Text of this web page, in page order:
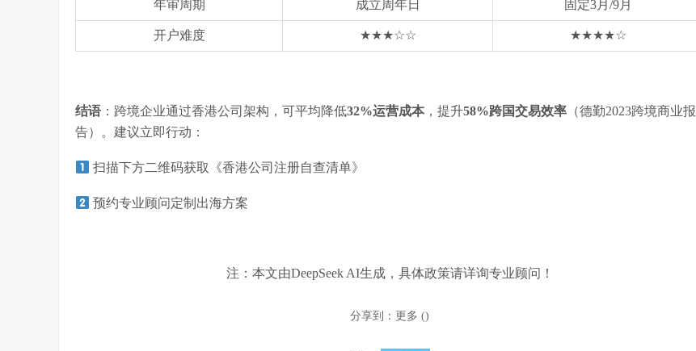
年审周期 成立周年日 固定3月/9月
开户难度 ★★★☆☆ ★★★★☆
结语 ：跨境企业通过香港公司架构，可平均降低32%运营成本，提升58%跨国交易效率 （德勤2023跨境商业报
告）。建议立即行动：
扫描下方二维码获取《香港公司注册自查清单》
预约专业顾问定制出海方案
注：本文由DeepSeek AI生成，具体政策请详询专业顾问！
分享到： 更多 ()